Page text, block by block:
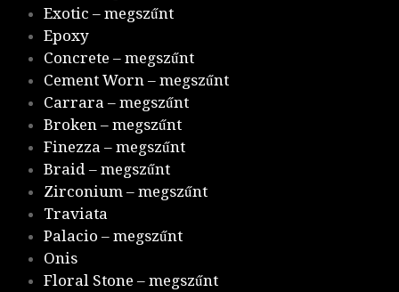
Exotic – megszűnt
Epoxy
Concrete – megszűnt
Cement Worn – megszűnt
Carrara – megszűnt
Broken – megszűnt
Finezza – megszűnt
Braid – megszűnt
Zirconium – megszűnt
Traviata
Palacio – megszűnt
Onis
Floral Stone – megszűnt